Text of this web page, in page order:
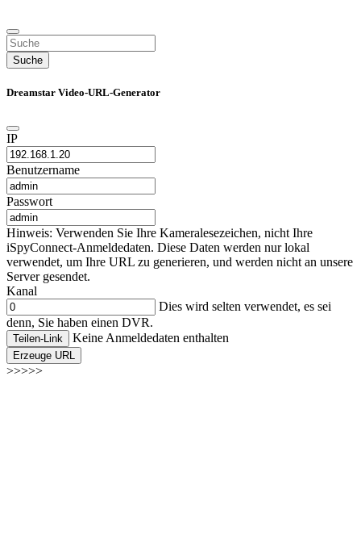
Suche
Dreamstar Video-URL-Generator
IP
Benutzername
Passwort
Hinweis: Verwenden Sie Ihre Kameralesezeichen, nicht Ihre
iSpyConnect-Anmeldedaten. Diese Daten werden nur lokal
verwendet, um Ihre URL zu generieren, und werden nicht an unsere
Server gesendet.
Kanal
Dies wird selten verwendet, es sei
denn, Sie haben einen DVR.
Teilen-Link Keine Anmeldedaten enthalten
Erzeuge URL
>>>>>